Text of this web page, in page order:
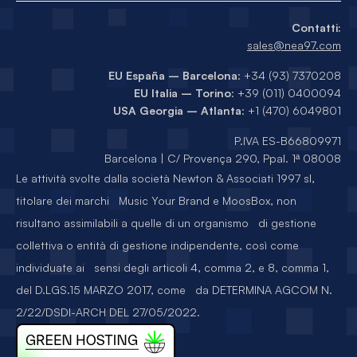
Le attività svolte dalla società Newton & Associati 1997 sl,
titolare dei marchi Music Your Brand e MoosBox, non
risultano assimilabili a quelle di un organismo di gestione
collettiva o entità di gestione indipendente, così come
individuate ai sensi degli articoli 4, comma 2, e 8, comma 1,
del D.LGS.15 MARZO 2017, come da DETERMINA AGCOM N.
2/22/DSDI-ARCH DEL 27/05/2022.
Contatti:
sales@nea97.com
EU España – Barcelona: +34 (93) 7370208
EU Italia – Torino: +39 (011) 0400094
USA Georgia – Atlanta: +1 (470) 6049801
P.IVA ES-B66809971
Barcelona | C/ Provença 290, Ppal. 1ª 08008